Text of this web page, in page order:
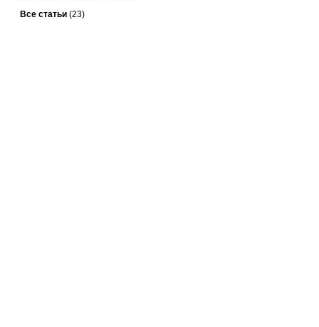
Все статьи (23)